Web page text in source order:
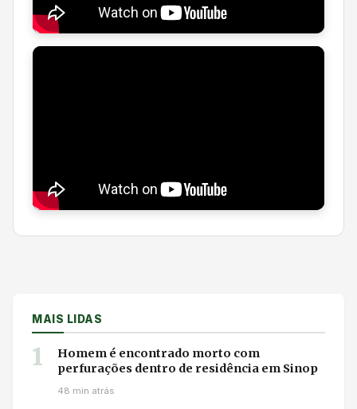
MAIS LIDAS
1
Homem é encontrado morto com
perfurações dentro de residência em Sinop
48 min atrás